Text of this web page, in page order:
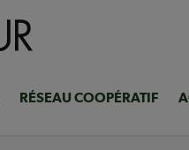
RÉSEAU COOPÉRATIF